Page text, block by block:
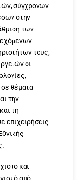
σύγχρονων
στην
των
τους,
οι
σε θέματα
την
τη
επιχειρήσεις
και
από